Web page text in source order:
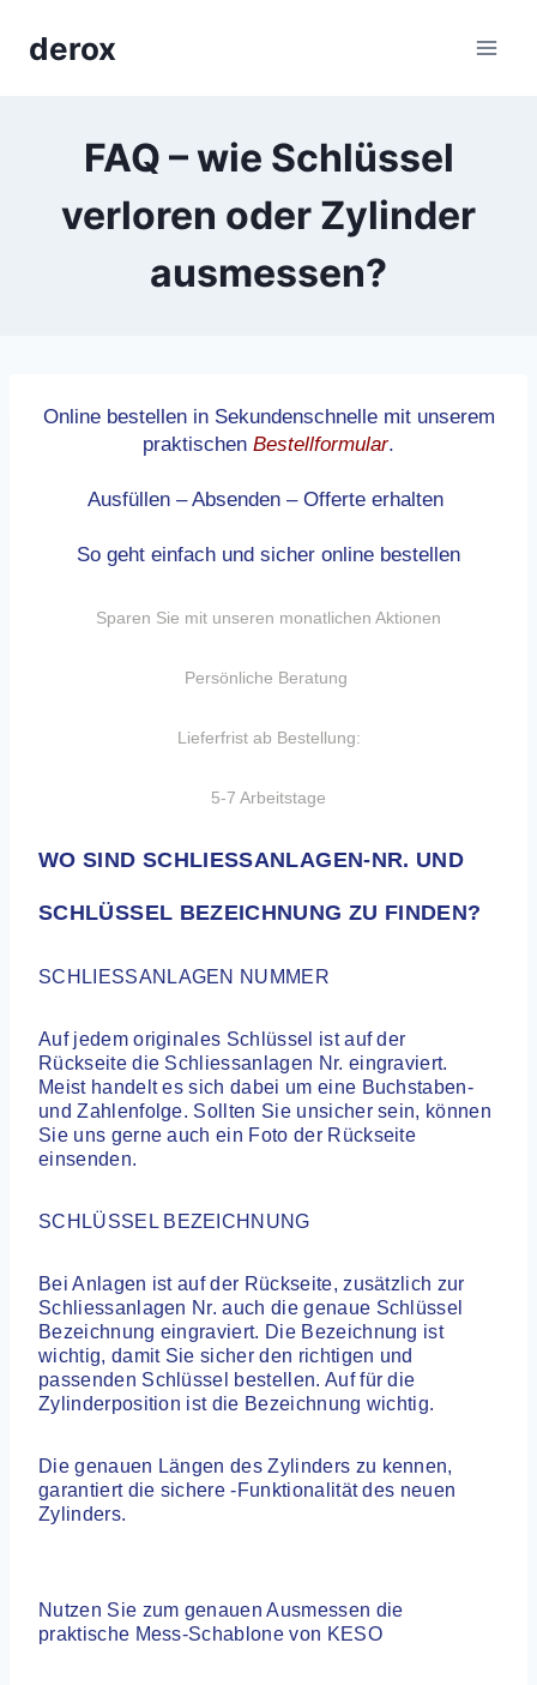
derox
FAQ – wie Schlüssel
verloren oder Zylinder
ausmessen?
Online bestellen in Sekundenschnelle mit unserem
praktischen Bestellformular.
Ausfüllen – Absenden – Offerte erhalten
So geht einfach und sicher online bestellen
Sparen Sie mit unseren monatlichen Aktionen
Persönliche Beratung
Lieferfrist ab Bestellung:
5-7 Arbeitstage
WO SIND SCHLIESSANLAGEN-NR. UND
SCHLÜSSEL BEZEICHNUNG ZU FINDEN?
SCHLIESSANLAGEN NUMMER
Auf jedem originales Schlüssel ist auf der
Rückseite die Schliessanlagen Nr. eingraviert.
Meist handelt es sich dabei um eine Buchstaben-
und Zahlenfolge. Sollten Sie unsicher sein, können
Sie uns gerne auch ein Foto der Rückseite
einsenden.
SCHLÜSSEL BEZEICHNUNG
Bei Anlagen ist auf der Rückseite, zusätzlich zur
Schliessanlagen Nr. auch die genaue Schlüssel
Bezeichnung eingraviert. Die Bezeichnung ist
wichtig, damit Sie sicher den richtigen und
passenden Schlüssel bestellen. Auf für die
Zylinderposition ist die Bezeichnung wichtig.
Die genauen Längen des Zylinders zu kennen,
garantiert die sichere -Funktionalität des neuen
Zylinders.
Nutzen Sie zum genauen Ausmessen die
praktische Mess-Schablone von KESO